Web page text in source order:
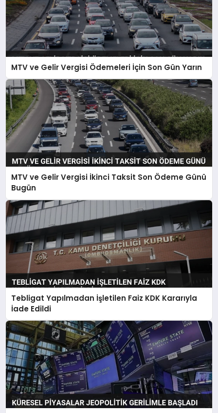
MTV ve Gelir Vergisi Ödemeleri İçin Son Gün Yarın
MTV ve Gelir Vergisi İkinci Taksit Son Ödeme Günü
Bugün
Tebligat Yapılmadan İşletilen Faiz KDK Kararıyla
İade Edildi